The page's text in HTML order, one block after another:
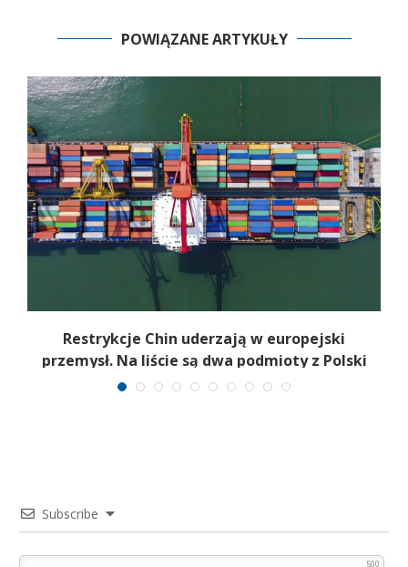
POWIĄZANE ARTYKUŁY
Restrykcje Chin uderzają w europejski
przemysł. Na liście są dwa podmioty z Polski
Subscribe
500